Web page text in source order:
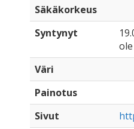
Säkäkorkeus
Syntynyt
Väri
Painotus
Sivut